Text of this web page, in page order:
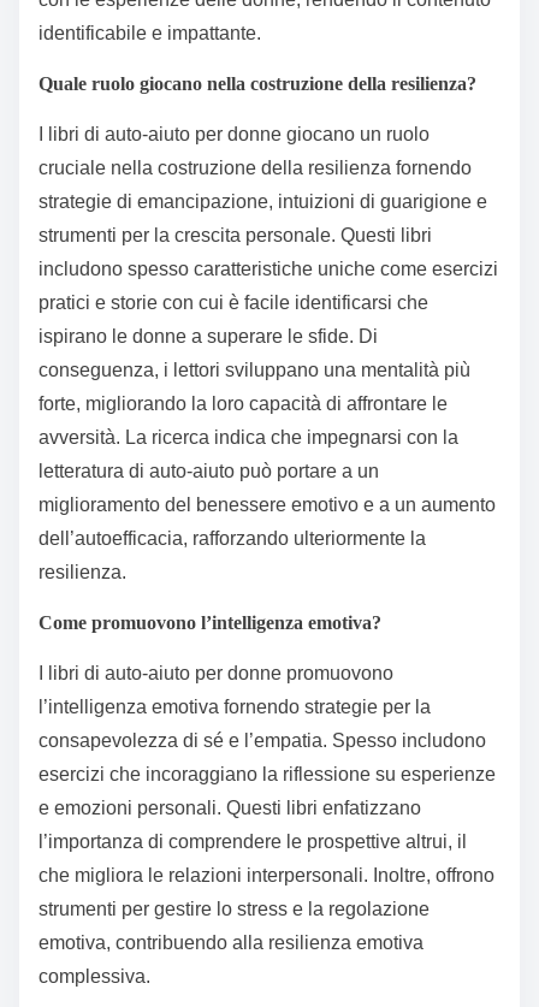
identificabile e impattante.
Quale ruolo giocano nella costruzione della resilienza?
I libri di auto-aiuto per donne giocano un ruolo
cruciale nella costruzione della resilienza fornendo
strategie di emancipazione, intuizioni di guarigione e
strumenti per la crescita personale. Questi libri
includono spesso caratteristiche uniche come esercizi
pratici e storie con cui è facile identificarsi che
ispirano le donne a superare le sfide. Di
conseguenza, i lettori sviluppano una mentalità più
forte, migliorando la loro capacità di affrontare le
avversità. La ricerca indica che impegnarsi con la
letteratura di auto-aiuto può portare a un
miglioramento del benessere emotivo e a un aumento
dell’autoefficacia, rafforzando ulteriormente la
resilienza.
Come promuovono l’intelligenza emotiva?
I libri di auto-aiuto per donne promuovono
l’intelligenza emotiva fornendo strategie per la
consapevolezza di sé e l’empatia. Spesso includono
esercizi che incoraggiano la riflessione su esperienze
e emozioni personali. Questi libri enfatizzano
l’importanza di comprendere le prospettive altrui, il
che migliora le relazioni interpersonali. Inoltre, offrono
strumenti per gestire lo stress e la regolazione
emotiva, contribuendo alla resilienza emotiva
complessiva.